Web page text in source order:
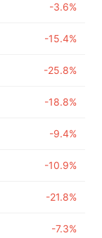
-3.6%
-15.4%
-25.8%
-18.8%
-9.4%
-10.9%
-21.8%
-7.3%